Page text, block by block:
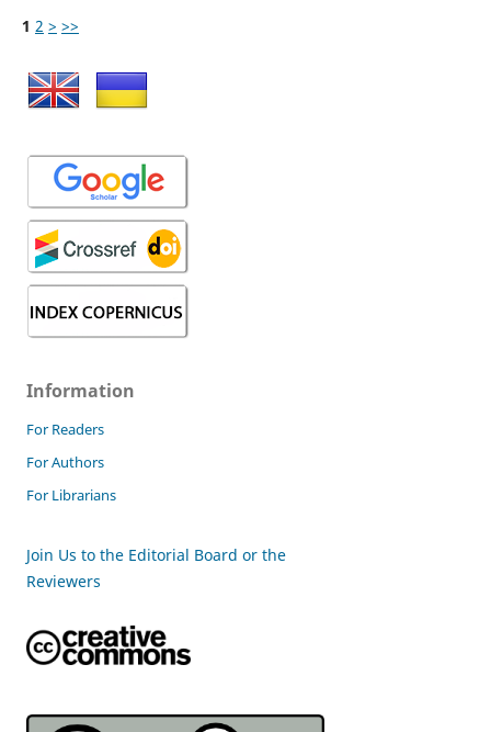
1 2 > >>
Information
For Readers
For Authors
For Librarians
Join Us to the Editorial Board or the
Reviewers